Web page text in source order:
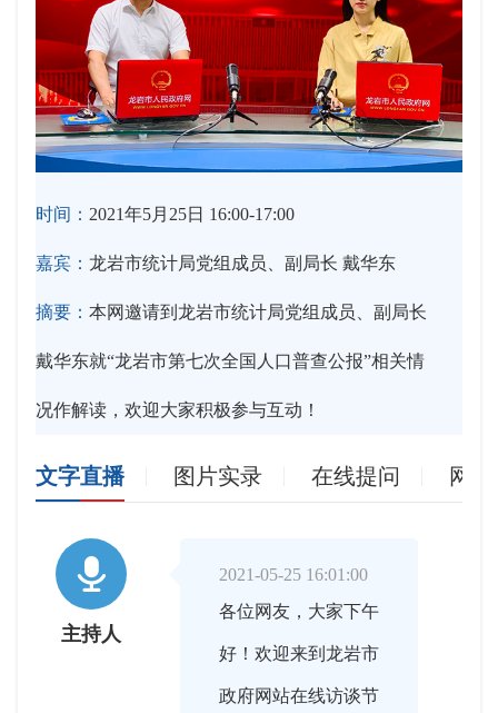
时间： 2021年5月25日 16:00-17:00
嘉宾： 龙岩市统计局党组成员、副局长 戴华东
摘要： 本网邀请到龙岩市统计局党组成员、副局长
戴华东就“龙岩市第七次全国人口普查公报”相关情
况作解读，欢迎大家积极参与互动！
文字直播 图片实录 在线提问 网

主持人
2021-05-25 16:01:00
各位网友，大家下午
好！欢迎来到龙岩市
政府网站在线访谈节